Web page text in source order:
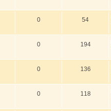
0 54
0 194
0 136
0 118